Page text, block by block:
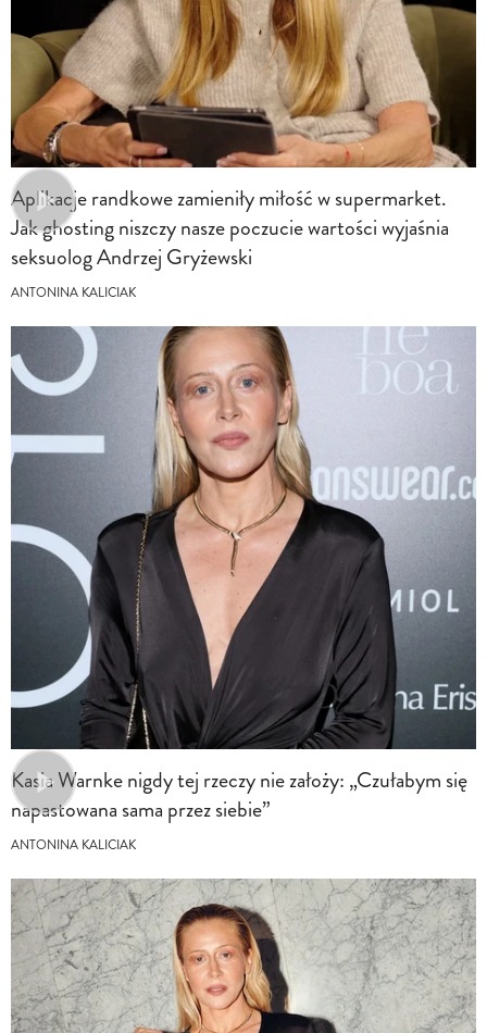
Aplikacje randkowe zamieniły miłość w supermarket.
Jak ghosting niszczy nasze poczucie wartości wyjaśnia
seksuolog Andrzej Gryżewski
ANTONINA KALICIAK
Kasia Warnke nigdy tej rzeczy nie założy: „Czułabym się
napastowana sama przez siebie”
ANTONINA KALICIAK